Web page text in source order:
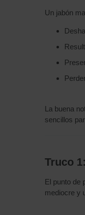
Un jabón
La buena
sencillos
Truco
El punto de
mediocre y